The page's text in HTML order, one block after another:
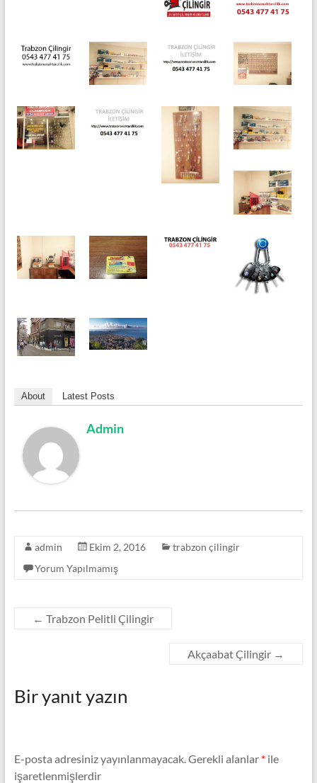
About Latest Posts
Admin
admin Ekim 2, 2016
trabzon çilingir
Yorum Yapılmamış
← Trabzon Pelitli Çilingir
Akçaabat Çilingir →
Bir yanıt yazın
E-posta adresiniz yayınlanmayacak. Gerekli alanlar *ile
işaretlenmişlerdir